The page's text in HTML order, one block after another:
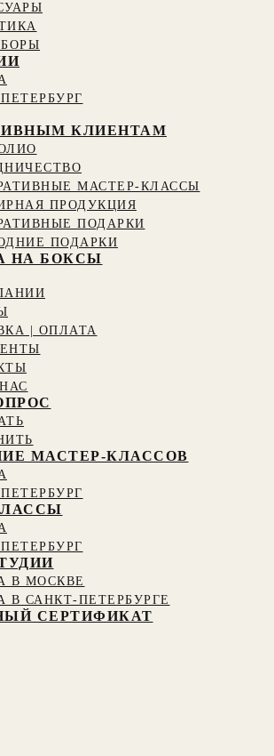
КЛИЕНТАМ
МАСТЕР-КЛАССЫ
ПРОДУКЦИЯ
ПОДАРКИ
ПОДАРКИ
НА БОКСЫ
| ОПЛАТА
МАСТЕР-КЛАССОВ
В МОСКВЕ
В САНКТ-ПЕТЕРБУРГЕ
СЕРТИФИКАТ